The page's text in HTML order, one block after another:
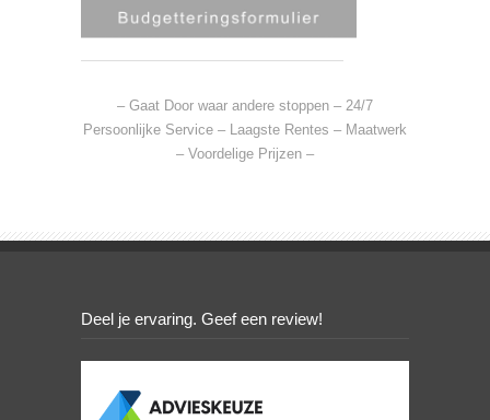
– Gaat Door waar andere stoppen – 24/7
Persoonlijke Service – Laagste Rentes – Maatwerk
– Voordelige Prijzen –
Deel je ervaring. Geef een review!